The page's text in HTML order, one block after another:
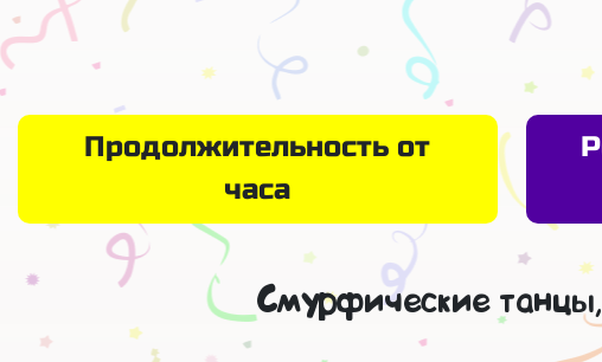
Продолжительность от
часа
Смурфические